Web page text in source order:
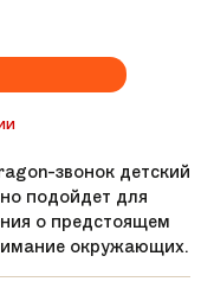
звонок детский
подойдет для
о предстоящем
окружающих.